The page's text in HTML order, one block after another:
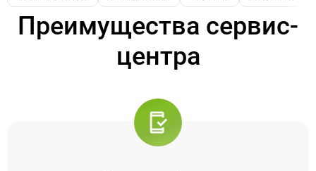
Преимущества сервис-
центра